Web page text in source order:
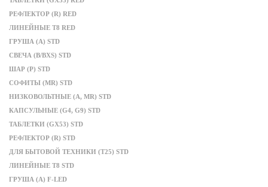
РЕФЛЕКТОР (R) RED
ЛИНЕЙНЫЕ Т8 RED
ГРУША (A) STD
СВЕЧА (B/BXS) STD
ШАР (P) STD
СОФИТЫ (MR) STD
НИЗКОВОЛЬТНЫЕ (А, MR) STD
КАПСУЛЬНЫЕ (G4, G9) STD
ТАБЛЕТКИ (GX53) STD
РЕФЛЕКТОР (R) STD
ДЛЯ БЫТОВОЙ ТЕХНИКИ (Т25) STD
ЛИНЕЙНЫЕ Т8 STD
ГРУША (A) F-LED